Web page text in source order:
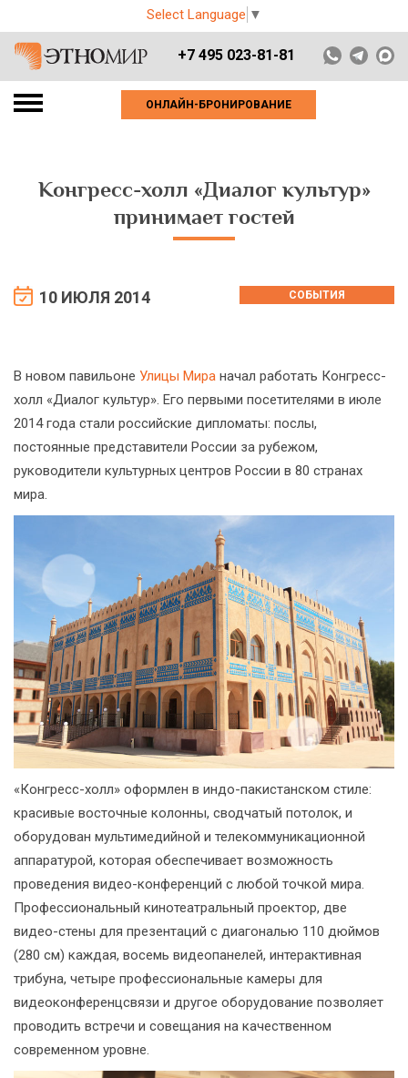
Select Language ▼
+7 495 023-81-81
ОНЛАЙН-БРОНИРОВАНИЕ
Конгресс-холл «Диалог культур»
принимает гостей
10 ИЮЛЯ 2014 СОБЫТИЯ
В новом павильоне Улицы Мира начал работать Конгресс-
холл «Диалог культур». Его первыми посетителями в июле
2014 года стали российские дипломаты: послы,
постоянные представители России за рубежом,
руководители культурных центров России в 80 странах
мира.
«Конгресс-холл» оформлен в индо-пакистанском стиле:
красивые восточные колонны, сводчатый потолок, и
оборудован мультимедийной и телекоммуникационной
аппаратурой, которая обеспечивает возможность
проведения видео-конференций с любой точкой мира.
Профессиональный кинотеатральный проектор, две
видео-стены для презентаций с диагональю 110 дюймов
(280 см) каждая, восемь видеопанелей, интерактивная
трибуна, четыре профессиональные камеры для
видеоконференцсвязи и другое оборудование позволяет
проводить встречи и совещания на качественном
современном уровне.